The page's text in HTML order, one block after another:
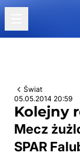
Przejdź do treści
Świat
05.05.2014 20:59
Kolejny
Mecz
SPAR